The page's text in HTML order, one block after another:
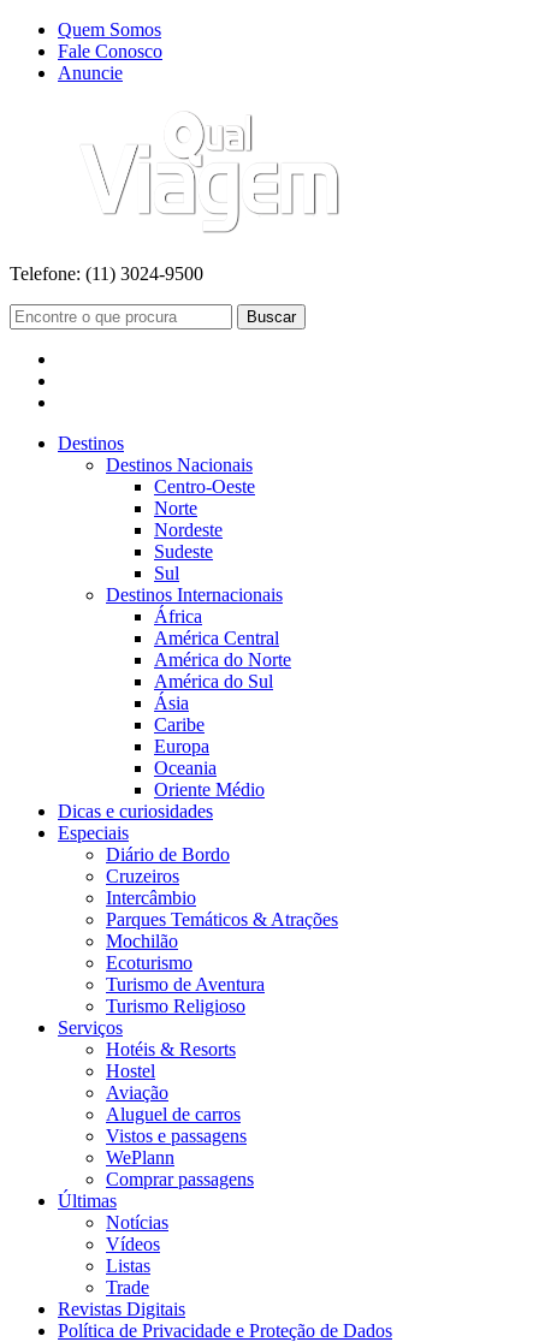
Quem Somos
Fale Conosco
Anuncie
Telefone: (11) 3024-9500
Buscar
Destinos
Destinos Nacionais
Centro-Oeste
Norte
Nordeste
Sudeste
Sul
Destinos Internacionais
África
América Central
América do Norte
América do Sul
Ásia
Caribe
Europa
Oceania
Oriente Médio
Dicas e curiosidades
Especiais
Diário de Bordo
Cruzeiros
Intercâmbio
Parques Temáticos & Atrações
Mochilão
Ecoturismo
Turismo de Aventura
Turismo Religioso
Serviços
Hotéis & Resorts
Hostel
Aviação
Aluguel de carros
Vistos e passagens
WePlann
Comprar passagens
Últimas
Notícias
Vídeos
Listas
Trade
Revistas Digitais
Política de Privacidade e Proteção de Dados